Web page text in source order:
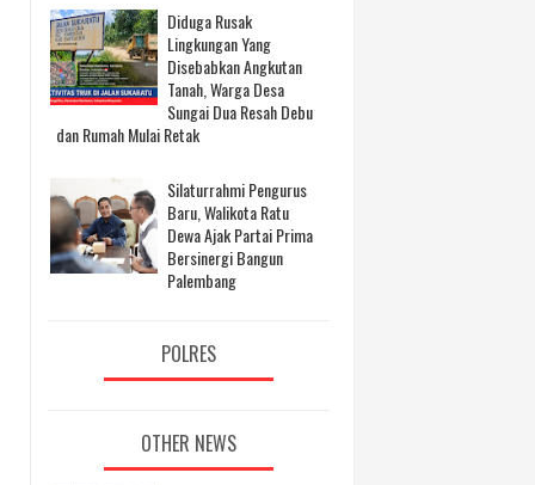
Diduga Rusak
Lingkungan Yang
Disebabkan Angkutan
Tanah, Warga Desa
Sungai Dua Resah Debu
dan Rumah Mulai Retak
Silaturrahmi Pengurus
Baru, Walikota Ratu
Dewa Ajak Partai Prima
Bersinergi Bangun
Palembang
POLRES
OTHER NEWS